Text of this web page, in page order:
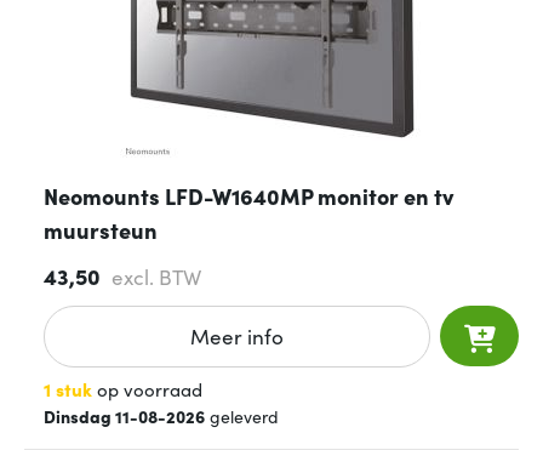
Neomounts LFD-W1640MP monitor en tv
muursteun
43,50 excl. BTW
Meer info
1 stukop voorraad
Dinsdag 11-08-2026 geleverd